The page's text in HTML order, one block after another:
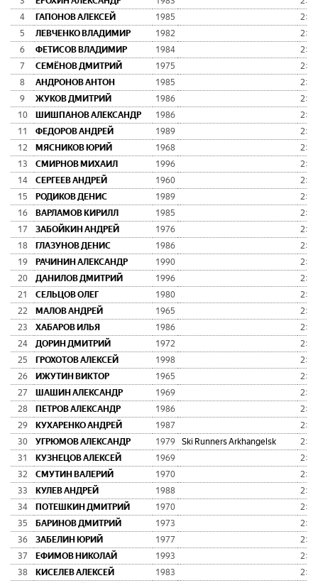
4
ГАПОНОВ АЛЕКСЕЙ 1985
5
ЛЕВЧЕНКО ВЛАДИМИР 1982
6
ФЕТИСОВ ВЛАДИМИР 1984
7
СЕМЁНОВ ДМИТРИЙ 1975
8
АНДРОНОВ АНТОН 1985
9
ЖУКОВ ДМИТРИЙ 1986
10
ШИШПАНОВ АЛЕКСАНДР 1986
11
ФЕДОРОВ АНДРЕЙ 1989
12
МЯСНИКОВ ЮРИЙ 1968
13
СМИРНОВ МИХАИЛ 1996
14
СЕРГЕЕВ АНДРЕЙ 1960
15
РОДИКОВ ДЕНИС 1989
16
ВАРЛАМОВ КИРИЛЛ 1985
17
ЗАБОЙКИН АНДРЕЙ 1976
18
ГЛАЗУНОВ ДЕНИС 1986
19
РАЧИНИН АЛЕКСАНДР 1990
20
ДАНИЛОВ ДМИТРИЙ 1996
21
СЕЛЬЦОВ ОЛЕГ 1980
22
МАЛОВ АНДРЕЙ 1965
23
ХАБАРОВ ИЛЬЯ 1986
24
ДОРИН ДМИТРИЙ 1972
25
ГРОХОТОВ АЛЕКСЕЙ 1998
26
ИЖУТИН ВИКТОР 1965
27
ШАШИН АЛЕКСАНДР 1969
28
ПЕТРОВ АЛЕКСАНДР 1986
29
КУХАРЕНКО АНДРЕЙ 1987
30
УГРЮМОВ АЛЕКСАНДР 1979 Ski Runners Arkhangelsk
31
КУЗНЕЦОВ АЛЕКСЕЙ 1969
32
СМУТИН ВАЛЕРИЙ 1970
33
КУЛЕВ АНДРЕЙ 1988
34
ПОТЕШКИН ДМИТРИЙ 1970
35
БАРИНОВ ДМИТРИЙ 1973
36
ЗАБЕЛИН ЮРИЙ 1977
37
ЕФИМОВ НИКОЛАЙ 1993
38
КИСЕЛЕВ АЛЕКСЕЙ 1983